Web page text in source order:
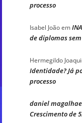
processo
Isabel Joãoem
de diplomas
Hermegildo
Identidade? Já
processo
daniel
Crescimento de